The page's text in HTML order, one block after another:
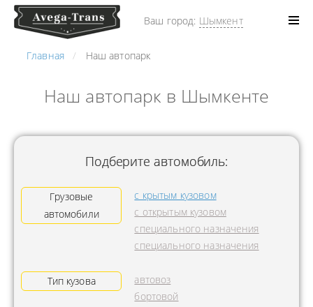
Ваш город: Шымкент
Главная Наш автопарк
Наш автопарк в Шымкенте
Подберите автомобиль:
Грузовые
автомобили
с крытым кузовом
с открытым кузовом
специального назначения
специального назначения
Тип кузова
автовоз
бортовой